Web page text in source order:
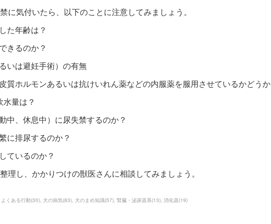
に気付いたら、以下のことに注意してみましょう。
た年齢は？
きるのか？
いは避妊手術）の有無
質ホルモンあるいは抗けいれん薬などの内服薬を服用させているかどうか
量は？
中、休息中）に尿失禁するのか？
に排尿するのか？
ているのか？
理し、かかりつけの獣医さんに相談してみましょう。
よくある行動(30) 犬の病気(83) 犬のまめ知識(57) 腎臓・泌尿器系(13) 消化器(19)